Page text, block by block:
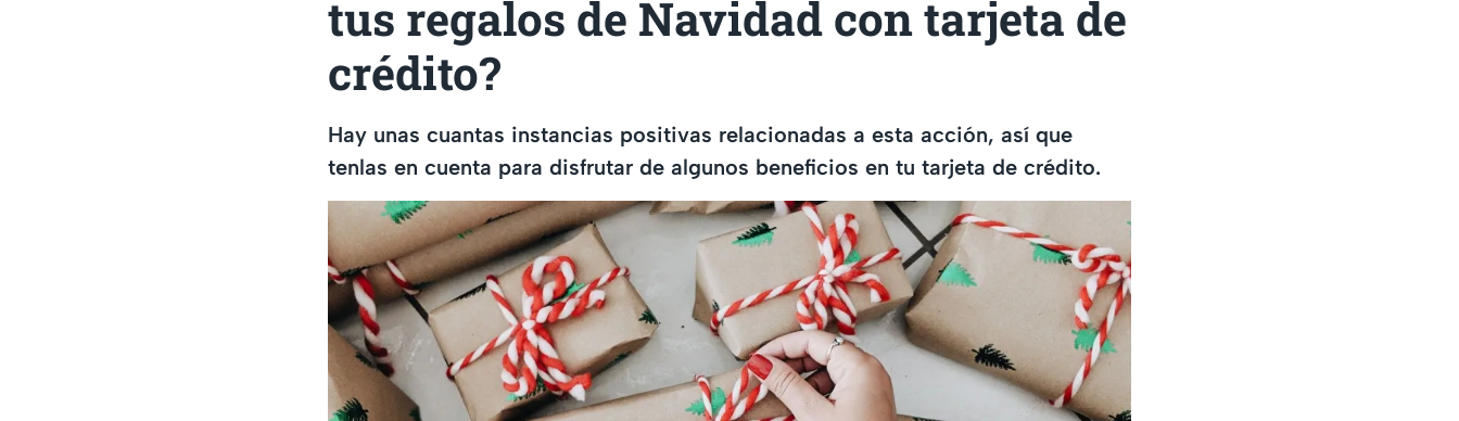
tus regalos de Navidad con tarjeta de
crédito?
Hay unas cuantas instancias positivas relacionadas a esta acción, así que
tenlas en cuenta para disfrutar de algunos beneficios en tu tarjeta de crédito.